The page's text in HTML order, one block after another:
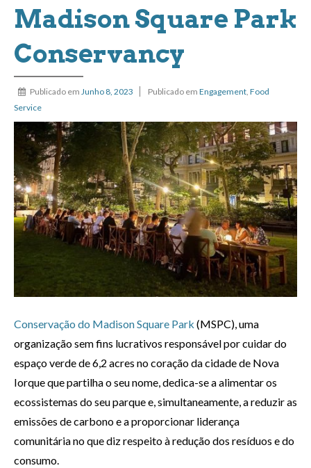
Madison Square Park
Conservancy
Publicado em Junho 8, 2023 Publicado em Engagement Food
Service
Conservação do Madison Square Park (MSPC), uma
organização sem fins lucrativos responsável por cuidar do
espaço verde de 6,2 acres no coração da cidade de Nova
Iorque que partilha o seu nome, dedica-se a alimentar os
ecossistemas do seu parque e, simultaneamente, a reduzir as
emissões de carbono e a proporcionar liderança
comunitária no que diz respeito à redução dos resíduos e do
consumo.